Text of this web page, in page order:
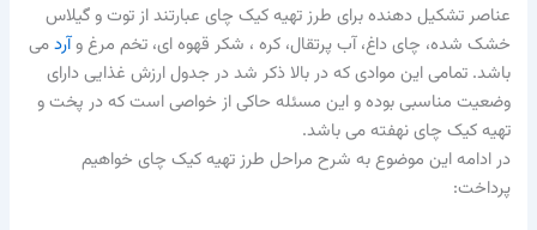
عناصر تشکیل دهنده برای طرز تهیه کیک چای عبارتند از توت و گیلاس
خشک شده، چای داغ، آب پرتقال، کره ، شکر قهوه ای، تخم مرغ وآردمی
باشد. تمامی این موادی که در بالا ذکر شد در جدول ارزش غذایی دارای
وضعیت مناسبی بوده و این مسئله حاکی از خواصی است که در پخت و
تهیه کیک چای نهفته می باشد.
در ادامه این موضوع به شرح مراحل طرز تهیه کیک چای خواهیم
پرداخت: